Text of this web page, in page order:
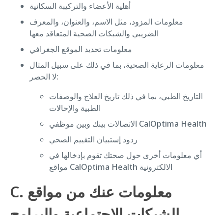
أهلية الأعضاء والتركيبة السكانية
معلومات المزود، مثل الاسم، والعنوان، والمعرف
الضريبي والشبكات الصحية المتعاقد معها
معلومات تحديد الموقع الجغرافي
معلومات الرعاية الصحية، بما في ذلك على سبيل المثال
لا الحصر:
التاريخ الطبي، بما في ذلك تاريخ العلاج والوصفات
الطبية والإحالات
الاتصالات بينك وبين موظفي CalOptima Health
ردود إستبيان التقييم الصحي
أي معلومات أخرى حول صحتك تقوم بإدخالها في
مواقع CalOptima Health الالكترونية
C. معلومات عنك من مواقع